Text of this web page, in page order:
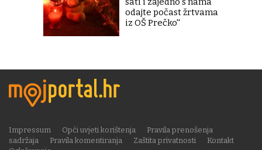
odajte počast žrtvama
iz OŠ Prečko''
Impressum Opći uvjeti korištenja
Pravila prenošenja
sadržaja
Pravila komentiranja Zaštita privatnosti
Kontakt